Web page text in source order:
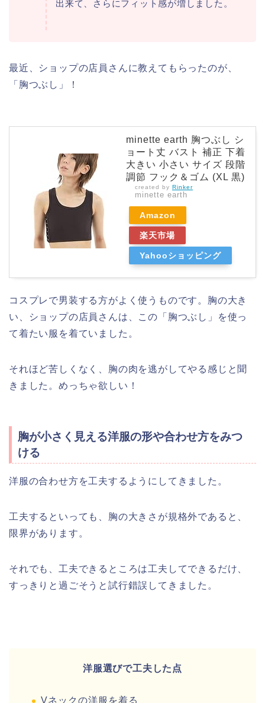
出来て、さらにフィット感が増しました。
最近、ショップの店員さんに教えてもらったのが、
「胸つぶし」！
minette earth 胸つぶし シ
ョート丈 バスト 補正 下着
大きい 小さい サイズ 段階
調節 フック＆ゴム (XL 黒)
created by Rinker
minette earth
Amazon
楽天市場
Yahooショッピング
コスプレで男装する方がよく使うものです。胸の大き
い、ショップの店員さんは、この「胸つぶし」を使っ
て着たい服を着ていました。
それほど苦しくなく、胸の肉を逃がしてやる感じと聞
きました。めっちゃ欲しい！
胸が小さく見える洋服の形や合わせ方をみつ
ける
洋服の合わせ方を工夫するようにしてきました。
工夫するといっても、胸の大きさが規格外であると、
限界があります。
それでも、工夫できるところは工夫してできるだけ、
すっきりと過ごそうと試行錯誤してきました。
洋服選びで工夫した点
Vネックの洋服を着る